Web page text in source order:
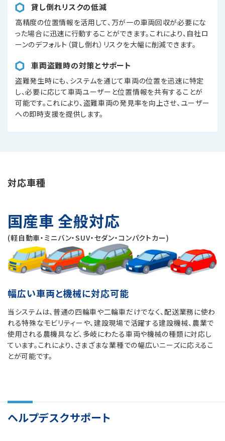
貸し倒れリスクの低減
高精度の位置情報を活用して、万が一の車両回収が必要にな
った場合に迅速に行動することができます。これにより、自社ロ
ーンのデフォルト（貸し倒れ）リスクを大幅に削減できます。
車両盗難時の対策とサポート
盗難発生時にも、システムを通じて車両の位置を迅速に特定
し、必要に応じて車両ユーザーと位置情報を共有することが
可能です。これにより、盗難車両の発見率を向上させ、ユーザー
への即時支援を提供します。
対応車種
国産車 全般対応
(軽自動車・ミニバン・SUV・セダン・コンパクトカー)
幅広い車両と機械に対応可能
当システムは、普通の四輪車や二輪車だけでなく、配送業務に使わ
れる特殊なモビリティーや、建設現場で活躍する建設機械、農業で
使用される農機具など、多岐にわたる車両や機械の種類に対応し
ています。これにより、さまざまな業種での幅広いニーズに応えるこ
とが可能です。
ヘルプデスクサポート